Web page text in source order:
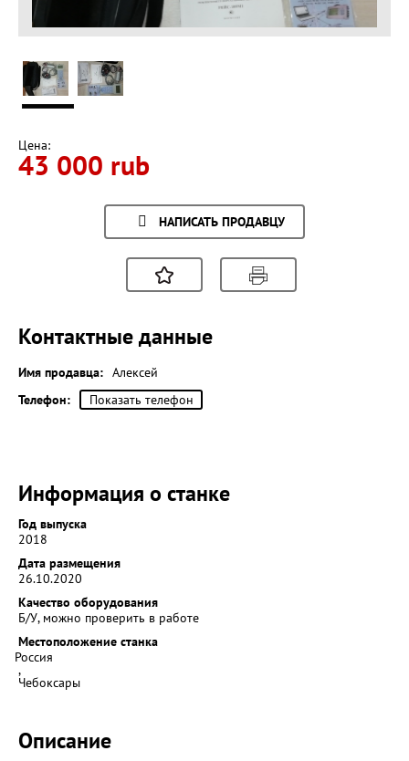
Цена:
43 000 rub
НАПИСАТЬ ПРОДАВЦУ
Контактные данные
Имя продавца: Алексей
Телефон:
Показать телефон
Информация о станке
Год выпуска
2018
Дата размещения
26.10.2020
Качество оборудования
Б/У, можно проверить в работе
Местоположение станка
Россия
,
Чебоксары
Описание